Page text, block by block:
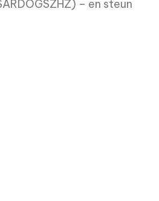
– en steun